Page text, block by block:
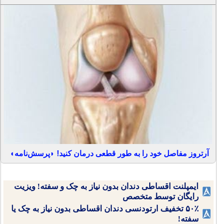
آرتروز مفاصل خود را به طور قطعی درمان کنید! ◗پرسش‌نامه◖
ایمپلنت اقساطی دندان بدون نیاز به چک و سفته! ویزیت
رایگان توسط متخصص
۵۰٪ تخفیف ارتودنسی دندان اقساطی بدون نیاز به چک یا
سفته!